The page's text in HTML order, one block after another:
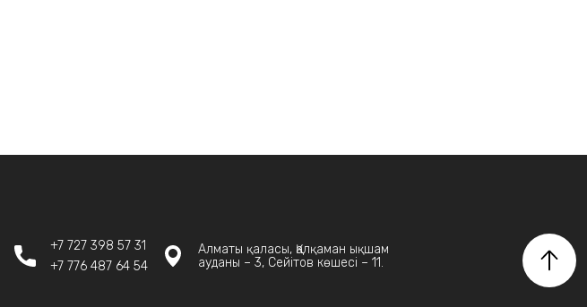
+7 727 398 57 31
+7 776 487 64 54
Алматы қаласы, Қалқаман ықшам
ауданы – 3, Сейітов көшесі – 11.